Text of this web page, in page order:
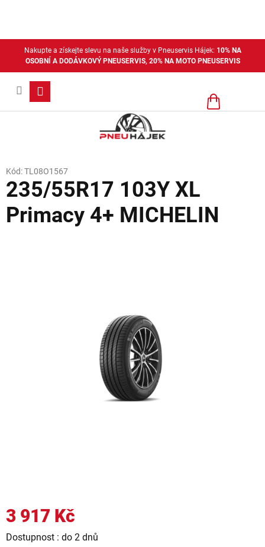
Nakupte a získejte slevu na naše služby v Pneuservis Hájek: 10% NA
OSOBNÍ A DODÁVKOVÝ PNEUSERVIS, 20% NA MOTO PNEUSERVIS
Nákupní
235/55R17 103Y XL
Primacy 4+ MICHELIN
Kód:TL08O1567
3 917 Kč
Měrná
Dostupnost : do 2 dnů